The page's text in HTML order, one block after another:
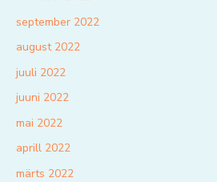
september 2022
august 2022
juuli 2022
juuni 2022
mai 2022
aprill 2022
märts 2022